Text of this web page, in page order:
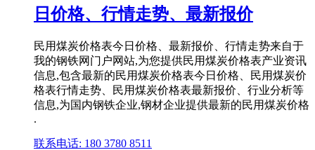
日价格、行情走势、最新报价
民用煤炭价格表今日价格、最新报价、行情走势来自于
我的钢铁网门户网站,为您提供民用煤炭价格表产业资讯
信息,包含最新的民用煤炭价格表今日价格、民用煤炭价
格表行情走势、民用煤炭价格表最新报价、行业分析等
信息,为国内钢铁企业,钢材企业提供最新的民用煤炭价格
.
联系电话: 180 3780 8511